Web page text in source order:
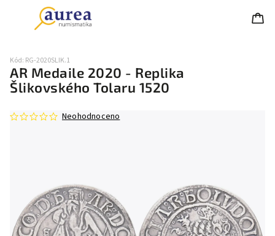
AR Medaile 2020 - Replika
Šlikovského Tolaru 1520
Kód: RG-2020SLIK.1
Neohodnoceno